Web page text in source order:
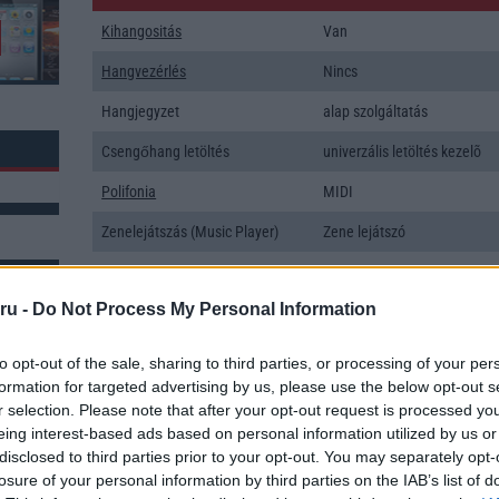
- Do Not Process My Personal Information
opt-out of the sale, sharing to third parties, or processing of your
for targeted advertising by us, please use the below opt-out
selection. Please note that after your opt-out request is processed
interest-based ads based on personal information utilized by us
to third parties prior to your opt-out. You may separately
of your personal information by third parties on the IAB’s list of
4
Kihangositás Van
Hangvezérlés Nincs
Hangjegyzet alap szolgáltatás
Csengőhang letöltés univerzális letöltés kezelõ
Polifonia MIDI
Zenelejátszás (Music Player) Zene lejátszó
Rádió sztereó
Kamera 1x
kamera esetén)
Video lejátszás 1080p HD lejátszó
MEMÓRIA ÉS TÁRHELY